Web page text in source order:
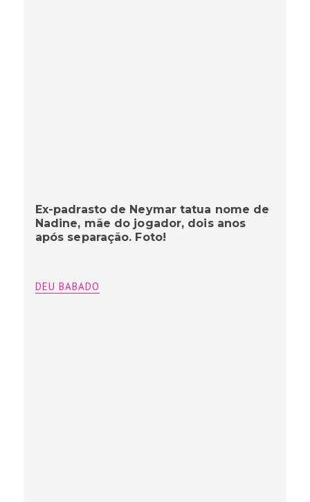
Ex-padrasto de Neymar tatua nome de
Nadine, mãe do jogador, dois anos
após separação. Foto!
DEU BABADO